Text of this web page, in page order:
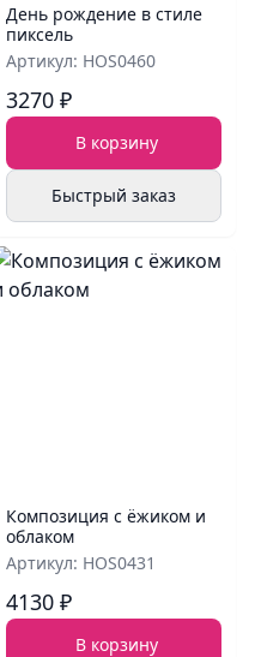
День рождение в стиле
пиксель
Артикул: HOS0460
3270 ₽
В корзину
Быстрый заказ
Композиция с ёжиком и
облаком
Артикул: HOS0431
4130 ₽
В корзину